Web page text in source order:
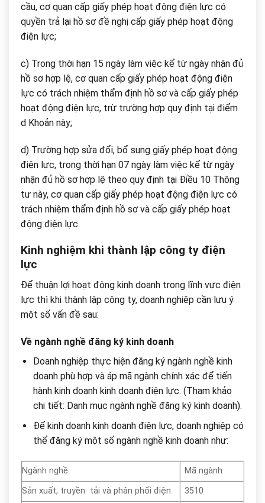
cầu, cơ quan cấp giấy phép hoạt động điện lực có
quyền trả lại hồ sơ đề nghị cấp giấy phép hoạt động
điện lực;
c) Trong thời hạn 15 ngày làm việc kể từ ngày nhận đủ
hồ sơ hợp lệ, cơ quan cấp giấy phép hoạt động điện
lực có trách nhiệm thẩm định hồ sơ và cấp giấy phép
hoạt động điện lực, trừ trường hợp quy định tại điểm
d Khoản này;
d) Trường hợp sửa đổi, bổ sung giấy phép hoạt động
điện lực, trong thời hạn 07 ngày làm việc kể từ ngày
nhận đủ hồ sơ hợp lệ theo quy định tại Điều 10 Thông
tư này, cơ quan cấp giấy phép hoạt động điện lực có
trách nhiệm thẩm định hồ sơ và cấp giấy phép hoạt
động điện lực.
Kinh nghiệm khi thành lập công ty điện
lực
Để thuận lợi hoạt động kinh doanh trong lĩnh vực điện
lực thì khi thành lập công ty, doanh nghiệp cần lưu ý
một số vấn đề sau:
Về ngành nghề đăng ký kinh doanh
Doanh nghiệp thực hiện đăng ký ngành nghề kinh
doanh phù hợp và áp mã ngành chính xác để tiến
hành kinh doanh kinh doanh điện lực. (Tham khảo
chi tiết: Danh mục ngành nghề đăng ký kinh doanh).
Để kinh doanh kinh doanh điện lực, doanh nghiệp có
thể đăng ký một số ngành nghề kinh doanh như:
Ngành nghề
Mã ngành
Sản xuất, truyền tải và phân phối điện
3510